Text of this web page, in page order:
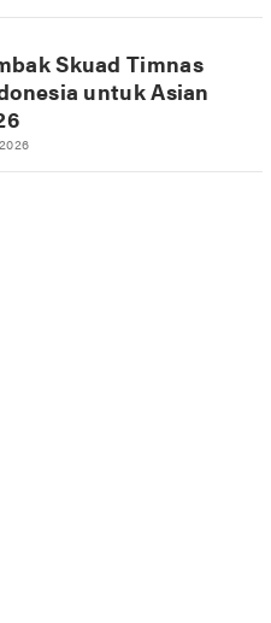
Skuad Timnas
untuk Asian